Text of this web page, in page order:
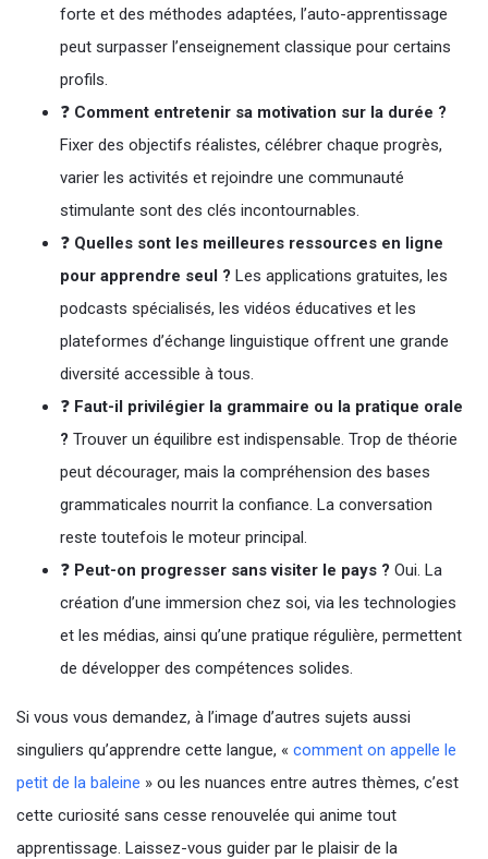
forte et des méthodes adaptées, l’auto-apprentissage
peut surpasser l’enseignement classique pour certains
profils.
❓ Comment entretenir sa motivation sur la durée ?
Fixer des objectifs réalistes, célébrer chaque progrès,
varier les activités et rejoindre une communauté
stimulante sont des clés incontournables.
❓ Quelles sont les meilleures ressources en ligne
pour apprendre seul ? Les applications gratuites, les
podcasts spécialisés, les vidéos éducatives et les
plateformes d’échange linguistique offrent une grande
diversité accessible à tous.
❓ Faut-il privilégier la grammaire ou la pratique orale
? Trouver un équilibre est indispensable. Trop de théorie
peut décourager, mais la compréhension des bases
grammaticales nourrit la confiance. La conversation
reste toutefois le moteur principal.
❓ Peut-on progresser sans visiter le pays ? Oui. La
création d’une immersion chez soi, via les technologies
et les médias, ainsi qu’une pratique régulière, permettent
de développer des compétences solides.
Si vous vous demandez, à l’image d’autres sujets aussi
singuliers qu’apprendre cette langue, « comment on appelle le
petit de la baleine » ou les nuances entre autres thèmes, c’est
cette curiosité sans cesse renouvelée qui anime tout
apprentissage. Laissez-vous guider par le plaisir de la